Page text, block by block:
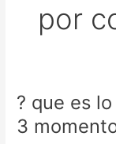
por
? que es
3
?
que
es